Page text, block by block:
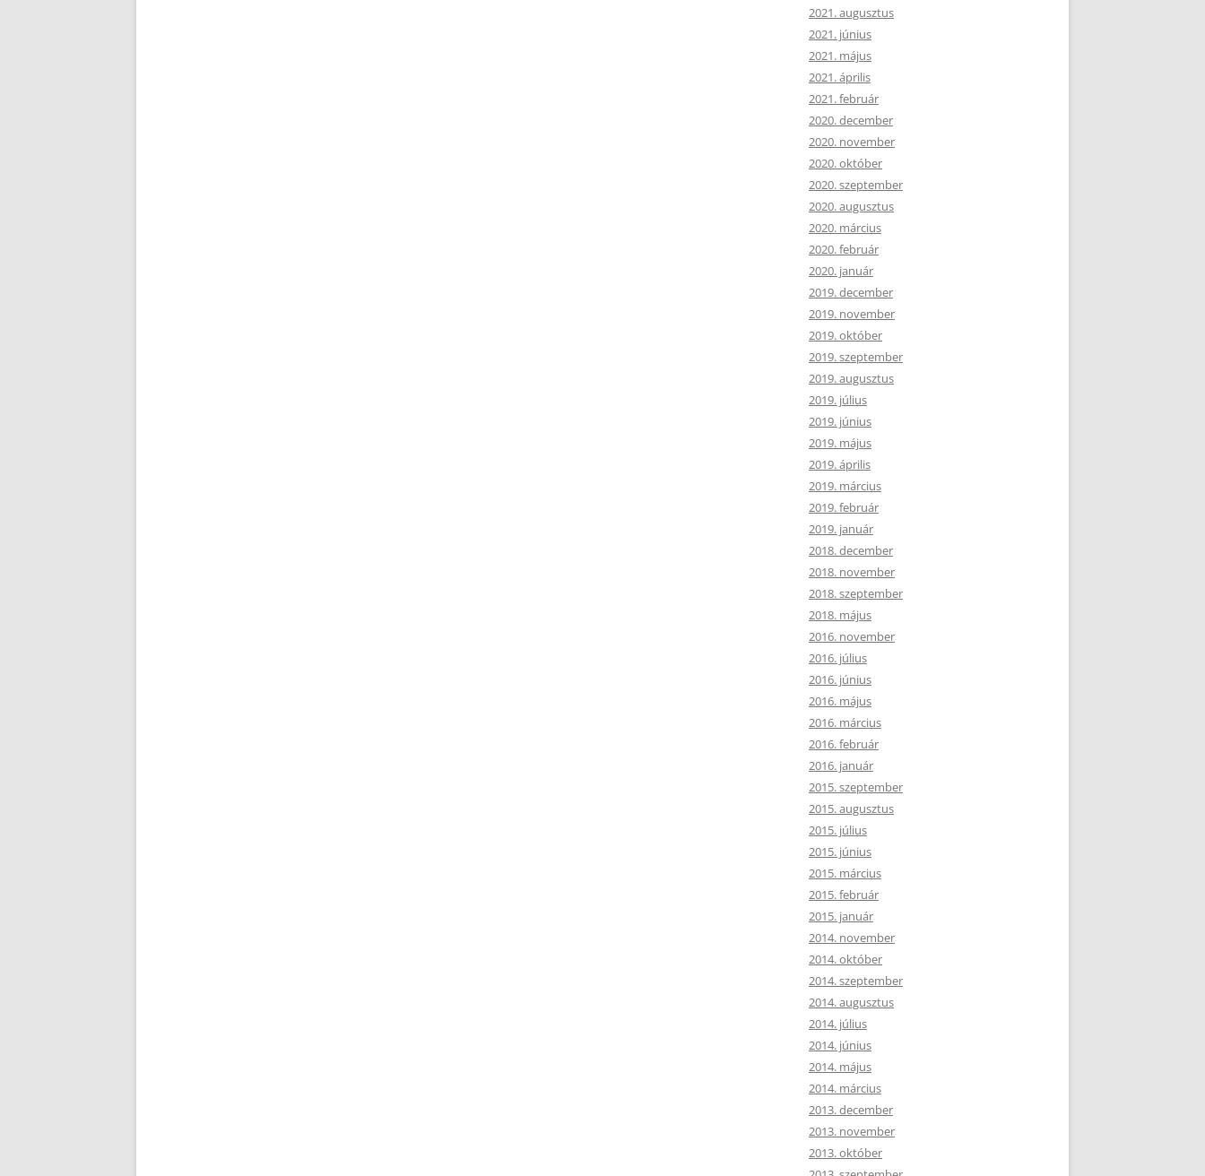
2021. augusztus
2021. június
2021. május
2021. április
2021. február
2020. december
2020. november
2020. október
2020. szeptember
2020. augusztus
2020. március
2020. február
2020. január
2019. december
2019. november
2019. október
2019. szeptember
2019. augusztus
2019. július
2019. június
2019. május
2019. április
2019. március
2019. február
2019. január
2018. december
2018. november
2018. szeptember
2018. május
2016. november
2016. július
2016. június
2016. május
2016. március
2016. február
2016. január
2015. szeptember
2015. augusztus
2015. július
2015. június
2015. március
2015. február
2015. január
2014. november
2014. október
2014. szeptember
2014. augusztus
2014. július
2014. június
2014. május
2014. március
2013. december
2013. november
2013. október